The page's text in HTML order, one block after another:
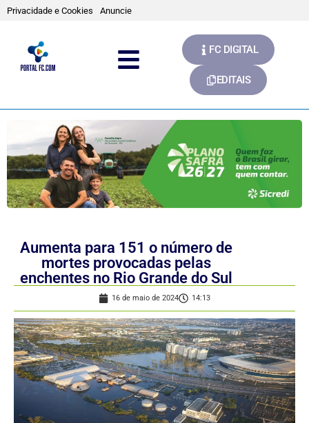
Privacidade e Cookies Anuncie
FC DIGITAL
EDITAIS
Aumenta para 151 o número de
mortes provocadas pelas
enchentes no Rio Grande do Sul
16 de maio de 2024 14:13